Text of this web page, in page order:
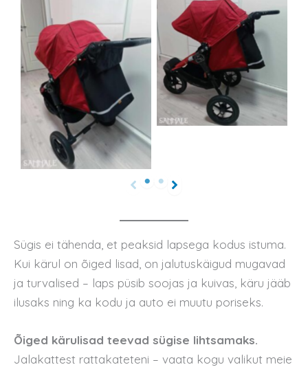
Sügis ei tähenda, et peaksid lapsega kodus istuma.
Kui kärul on õiged lisad, on jalutuskäigud mugavad
ja turvalised – laps püsib soojas ja kuivas, käru jääb
ilusaks ning ka kodu ja auto ei muutu poriseks.
Õiged kärulisad teevad sügise lihtsamaks.
Jalakattest rattakateteni – vaata kogu valikut meie